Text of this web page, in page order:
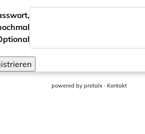
powered by pretalx· Kontakt